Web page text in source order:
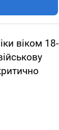
віком 18-